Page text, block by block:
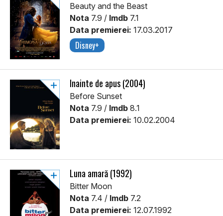
Beauty and the Beast
Nota 7.9 / Imdb 7.1
Data premierei: 17.03.2017
Disney+
Înainte de apus (2004)
Before Sunset
Nota 7.9 / Imdb 8.1
Data premierei: 10.02.2004
Luna amară (1992)
Bitter Moon
Nota 7.4 / Imdb 7.2
Data premierei: 12.07.1992